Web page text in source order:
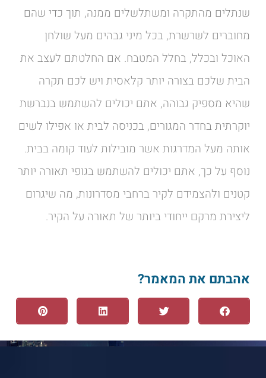
שנתלים מהתקרה ומשתלשלים ממנה, תוך כדי שהם
מחוברים לשרשרת, בכל מיני גבהים מעל שולחן
האוכל ובכלל, בחלל המטבח. אם החלטתם לעצב את
הבית שלכם בצורה יותר קלאסית ויש לכם תקרה
שהיא מספיק גבוהה, אתם יכולים להשתמש בנברשת
יוקרתית בחדר המגורים, בכניסה לבית או אפילו לשים
אותה מעל המדרגות אשר מובילות לעוד קומה בבית.
נוסף על כך, אתם יכולים להשתמש בגופי תאורה יותר
קטנים ולהצמידם לקיר ברחבי מסדרונות, מה שיגרום
ליצירת מרקם ייחודי ביותר של תאורה על הקיר.
אהבתם את המאמר?